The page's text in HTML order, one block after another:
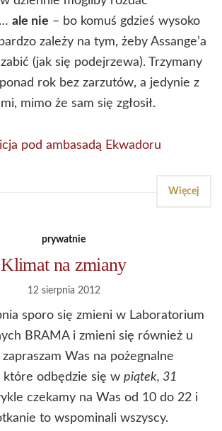
ale nie – bo komuś gdzieś wysoko
zależy na tym, żeby Assange’a
(jak się podejrzewa). Trzymany
rok bez zarzutów, a jedynie z
mimo że sam się zgłosił.
Więcej
prywatnie
Klimat na zmiany
12 sierpnia 2012
sporo się zmieni w Laboratorium
BRAMA i zmieni się również u
Was na pożegnalne
które odbędzie się w piątek, 31
czekamy na Was od 10 do 22 i
to wspominali wszyscy.